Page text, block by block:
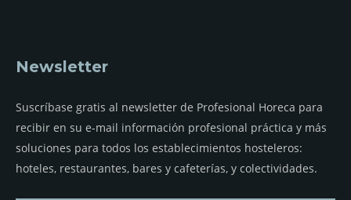
Newsletter
Suscríbase gratis al newsletter de Profesional Horeca para
recibir en su e-mail información profesional práctica y más
soluciones para todos los establecimientos hosteleros:
hoteles, restaurantes, bares y cafeterías, y colectividades.